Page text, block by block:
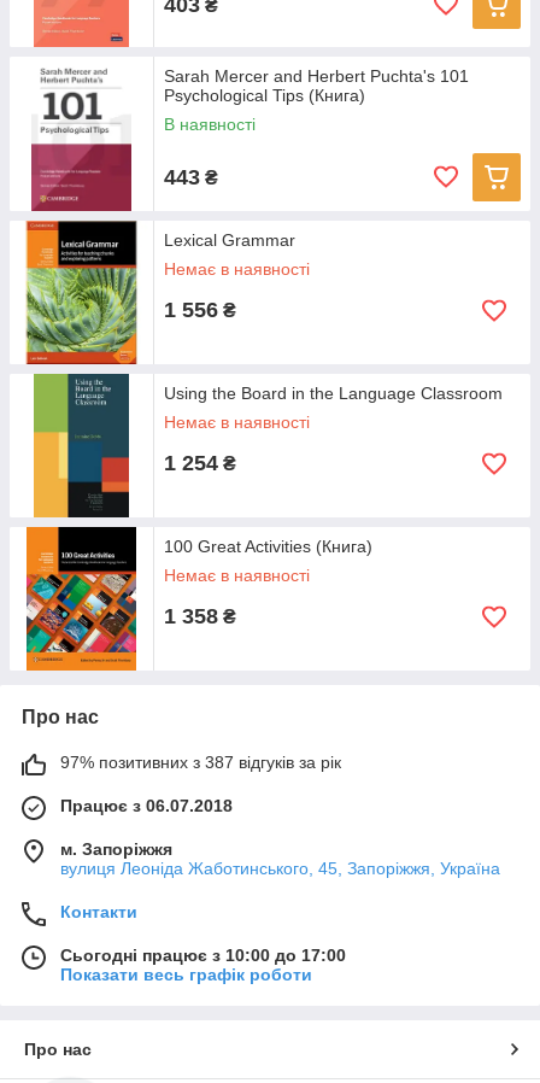
₴
Sarah Mercer and Herbert Puchta's 101
Psychological Tips (Книга)
В наявності
443 ₴
Lexical Grammar
Немає в наявності
1 556 ₴
Using the Board in the Language Classroom
Немає в наявності
1 254 ₴
100 Great Activities (Книга)
Немає в наявності
1 358 ₴
Про нас
97% позитивних з 387 відгуків за рік
Працює з 06.07.2018
м. Запоріжжя
вулиця Леоніда Жаботинського, 45, Запоріжжя, Україна
Контакти
Сьогодні працює з 10:00 до 17:00
Показати весь графік роботи
Про нас